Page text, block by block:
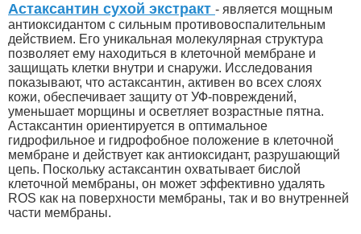
Астаксантин сухой экстракт - является мощным
антиоксидантом с сильным противовоспалительным
действием. Его уникальная молекулярная структура
позволяет ему находиться в клеточной мембране и
защищать клетки внутри и снаружи. Исследования
показывают, что астаксантин, активен во всех слоях
кожи, обеспечивает защиту от УФ-повреждений,
уменьшает морщины и осветляет возрастные пятна.
Астаксантин ориентируется в оптимальное
гидрофильное и гидрофобное положение в клеточной
мембране и действует как антиоксидант, разрушающий
цепь. Поскольку астаксантин охватывает бислой
клеточной мембраны, он может эффективно удалять
ROS как на поверхности мембраны, так и во внутренней
части мембраны.